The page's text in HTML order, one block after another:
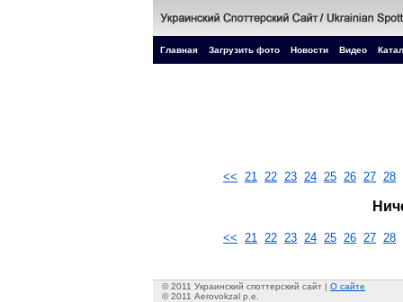
Главная Загрузить фото Новости Видео
<< 21 22 23 24 25 26 27 28
<< 21 22 23 24 25 26 27 28
© 2011 Украинский споттерский сайт | О сайте
© 2011 Aerovokzal p.e.